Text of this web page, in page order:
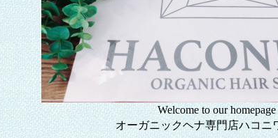
Welcome to our homepage
オーガニックヘナ専門店ハコニ